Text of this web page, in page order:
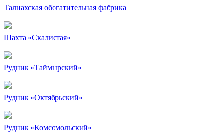
Талнахская обогатительная фабрика
Шахта «Скалистая»
Рудник «Таймырский»
Рудник «Октябрьский»
Рудник «Комсомольский»